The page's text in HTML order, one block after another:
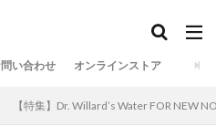
い合わせ オンラインストア
【特集】Dr. Willard’s Water FOR NEW